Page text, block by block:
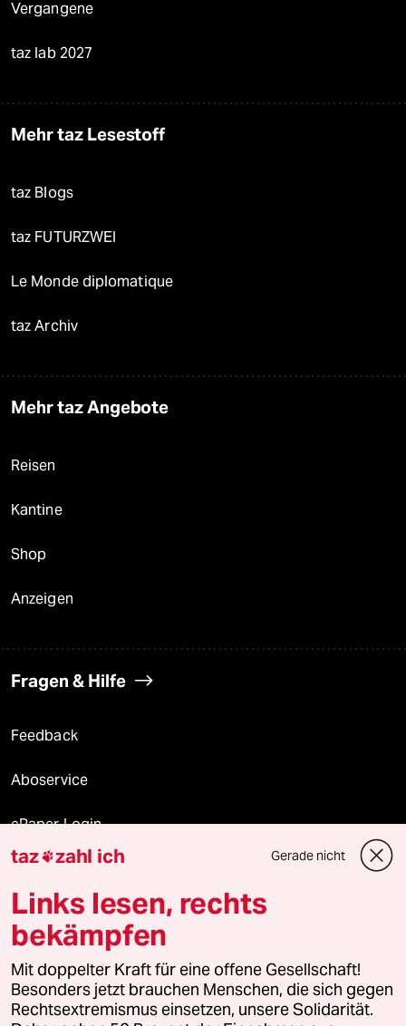
Vergangene
taz lab 2027
Mehr taz Lesestoff
taz Blogs
taz FUTURZWEI
Le Monde diplomatique
taz Archiv
Mehr taz Angebote
Reisen
Kantine
Shop
Anzeigen
Fragen & Hilfe
Feedback
Aboservice
ePaper Login
Downloads für Abonnierende
© 2026 taz Verlags und Vertriebs GmbH
Alle Rechte vorbehalten. Bei rechtlichen Fragen oder für Genehmigungen
wenden Sie sich bitte an lizenzen@taz.de
taz zahl ich Gerade nicht
Links lesen, rechts
bekämpfen
Mit doppelter Kraft für eine offene Gesellschaft!
Besonders jetzt brauchen Menschen, die sich gegen
Rechtsextremismus einsetzen, unsere Solidarität.